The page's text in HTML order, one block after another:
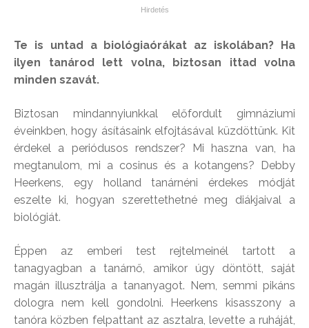
Te is untad a biológiaórákat az iskolában? Ha
ilyen tanárod lett volna, biztosan ittad volna
minden szavát.
Biztosan mindannyiunkkal előfordult gimnáziumi
éveinkben, hogy ásításaink elfojtásával küzdöttünk. Kit
érdekel a periódusos rendszer? Mi haszna van, ha
megtanulom, mi a cosinus és a kotangens? Debby
Heerkens, egy holland tanárnéni érdekes módját
eszelte ki, hogyan szerettethetné meg diákjaival a
biológiát.
Éppen az emberi test rejtelmeinél tartott a
tanagyagban a tanárnő, amikor úgy döntött, saját
magán illusztrálja a tananyagot. Nem, semmi pikáns
dologra nem kell gondolni. Heerkens kisasszony a
tanóra közben felpattant az asztalra, levette a ruháját,